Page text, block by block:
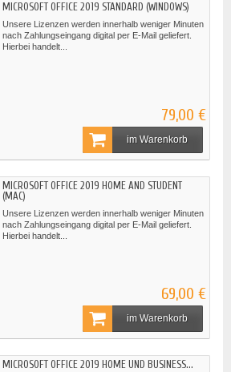
MICROSOFT OFFICE 2019 STANDARD (WINDOWS)
Unsere Lizenzen werden innerhalb weniger Minuten
nach Zahlungseingang digital per E-Mail geliefert.
Hierbei handelt...
79,00 €
im Warenkorb
MICROSOFT OFFICE 2019 HOME AND STUDENT
(MAC)
Unsere Lizenzen werden innerhalb weniger Minuten
nach Zahlungseingang digital per E-Mail geliefert.
Hierbei handelt...
69,00 €
im Warenkorb
MICROSOFT OFFICE 2019 HOME UND BUSINESS...